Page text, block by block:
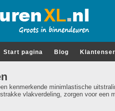
Start pagina Blog
kenmerkende minimlastische
vlakverdeling, zorgen voor een